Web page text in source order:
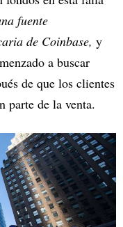
fuente
de Coinbase, y
a buscar
de que los clientes
parte de la venta.